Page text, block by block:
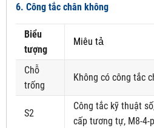
6. Công tắc chân không
Biểu
tượng
Miêu tả
Chỗ
trống
Không có công tắc
S2
Công tắc kỹ thuật
cấp tương tự, M8-4-